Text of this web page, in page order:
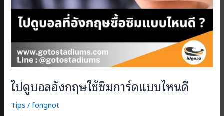
ไปดูบอลอังกฤษใช้ซิมการ์ดแบบไหนดี
Tips /fongnot